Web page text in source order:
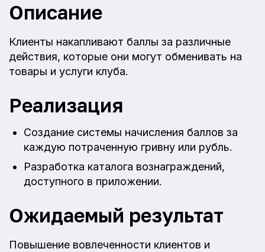
Описание
Клиенты накапливают баллы за различные
действия, которые они могут обменивать на
товары и услуги клуба.
Реализация
Создание системы начисления баллов за
каждую потраченную гривну или рубль.
Разработка каталога вознаграждений,
доступного в приложении.
Ожидаемый результат
Повышение вовлеченности клиентов и